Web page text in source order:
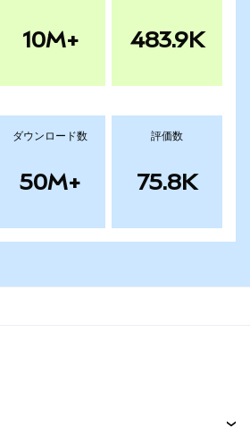
10M+ 483.9K
ダウンロード数
50M+
評価数
75.8K